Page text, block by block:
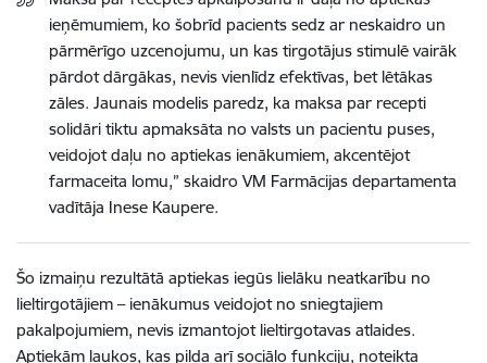
ieņēmumiem, ko šobrīd pacients sedz ar neskaidro un
pārmērīgo uzcenojumu, un kas tirgotājus stimulē vairāk
pārdot dārgākas, nevis vienlīdz efektīvas, bet lētākas
zāles. Jaunais modelis paredz, ka maksa par recepti
solidāri tiktu apmaksāta no valsts un pacientu puses,
veidojot daļu no aptiekas ienākumiem, akcentējot
farmaceita lomu,” skaidro VM Farmācijas departamenta
vadītāja Inese Kaupere.
Šo izmaiņu rezultātā aptiekas iegūs lielāku neatkarību no
lieltirgotājiem – ienākumus veidojot no sniegtajiem
pakalpojumiem, nevis izmantojot lieltirgotavas atlaides.
Aptiekām laukos, kas pilda arī sociālo funkciju, noteikta